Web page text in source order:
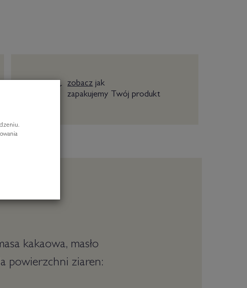
zobaczjak
zapakujemy Twój produkt
kakaowa, masło
powierzchni ziaren: